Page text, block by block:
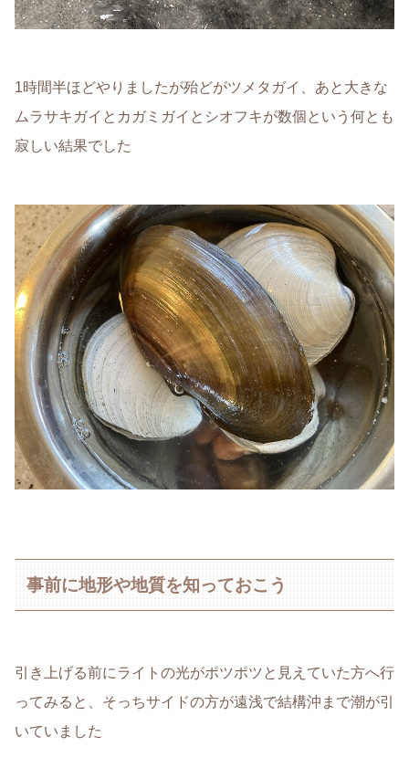
1時間半ほどやりましたが殆どがツメタガイ、あと大きな
ムラサキガイとカガミガイとシオフキが数個という何とも
寂しい結果でした
事前に地形や地質を知っておこう
引き上げる前にライトの光がポツポツと見えていた方へ行
ってみると、そっちサイドの方が遠浅で結構沖まで潮が引
いていました